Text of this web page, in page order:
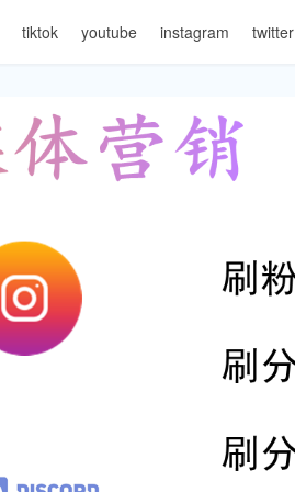
tiktok youtube instagram twitter